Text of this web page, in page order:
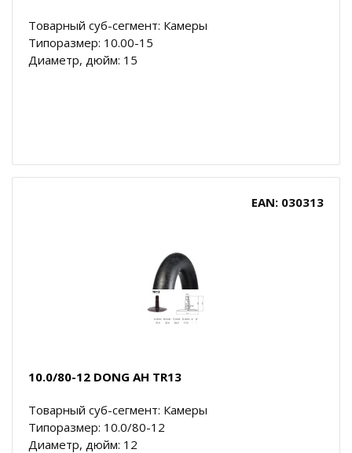
Товарный суб-сегмент: Камеры
Типоразмер: 10.00-15
Диаметр, дюйм: 15
EAN: 030313
10.0/80-12 DONG AH TR13
Товарный суб-сегмент: Камеры
Типоразмер: 10.0/80-12
Диаметр, дюйм: 12